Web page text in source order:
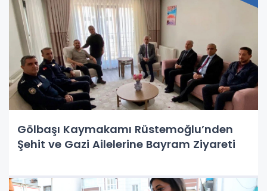
Gölbaşı Kaymakamı Rüstemoğlu’nden
Şehit ve Gazi Ailelerine Bayram Ziyareti